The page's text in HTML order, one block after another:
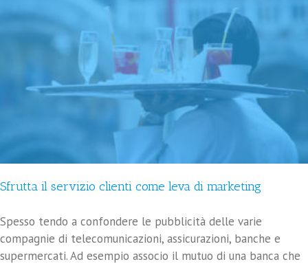
Sfrutta il servizio clienti come leva di marketing
Spesso tendo a confondere le pubblicità delle varie
compagnie di telecomunicazioni, assicurazioni, banche e
supermercati. Ad esempio associo il mutuo di una banca che